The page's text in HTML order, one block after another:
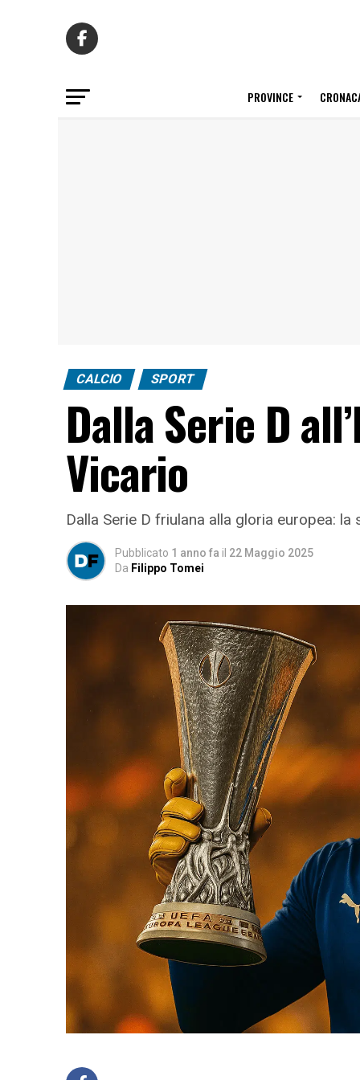
PROVINCE
CALCIO SPORT
Dalla Serie D
Vicario
Dalla Serie D friulana alla gloria europea:
Pubblicato 1 anno fa il 22 Maggio 2025
Da Filippo Tomei